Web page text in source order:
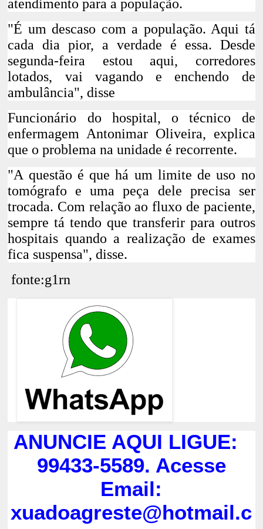
atendimento para a população.
"É um descaso com a população. Aqui tá
cada dia pior, a verdade é essa. Desde
segunda-feira estou aqui, corredores
lotados, vai vagando e enchendo de
ambulância", disse
Funcionário do hospital, o técnico de
enfermagem Antonimar Oliveira, explica
que o problema na unidade é recorrente.
"A questão é que há um limite de uso no
tomógrafo e uma peça dele precisa ser
trocada. Com relação ao fluxo de paciente,
sempre tá tendo que transferir para outros
hospitais quando a realização de exames
fica suspensa", disse.
fonte:g1rn
ANUNCIE AQUI LIGUE:
99433-5589. Acesse
Email:
xuadoagreste@hotmail.c